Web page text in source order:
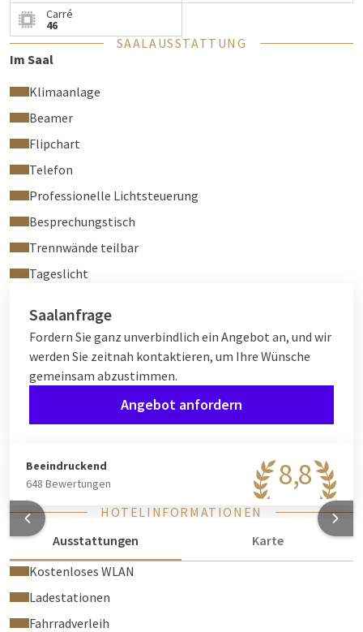
Carré
46
SAALAUSSTATTUNG
Im Saal
Klimaanlage
Beamer
Flipchart
Telefon
Professionelle Lichtsteuerung
Besprechungstisch
Trennwände teilbar
Tageslicht
Saalanfrage
Fordern Sie ganz unverbindlich ein Angebot an, und wir
werden Sie zeitnah kontaktieren, um Ihre Wünsche
gemeinsam abzustimmen.
Angebot anfordern
8,8
Beeindruckend
648 Bewertungen
HOTELINFORMATIONEN
Ausstattungen
Karte
Kostenloses WLAN
Ladestationen
Fahrradverleih